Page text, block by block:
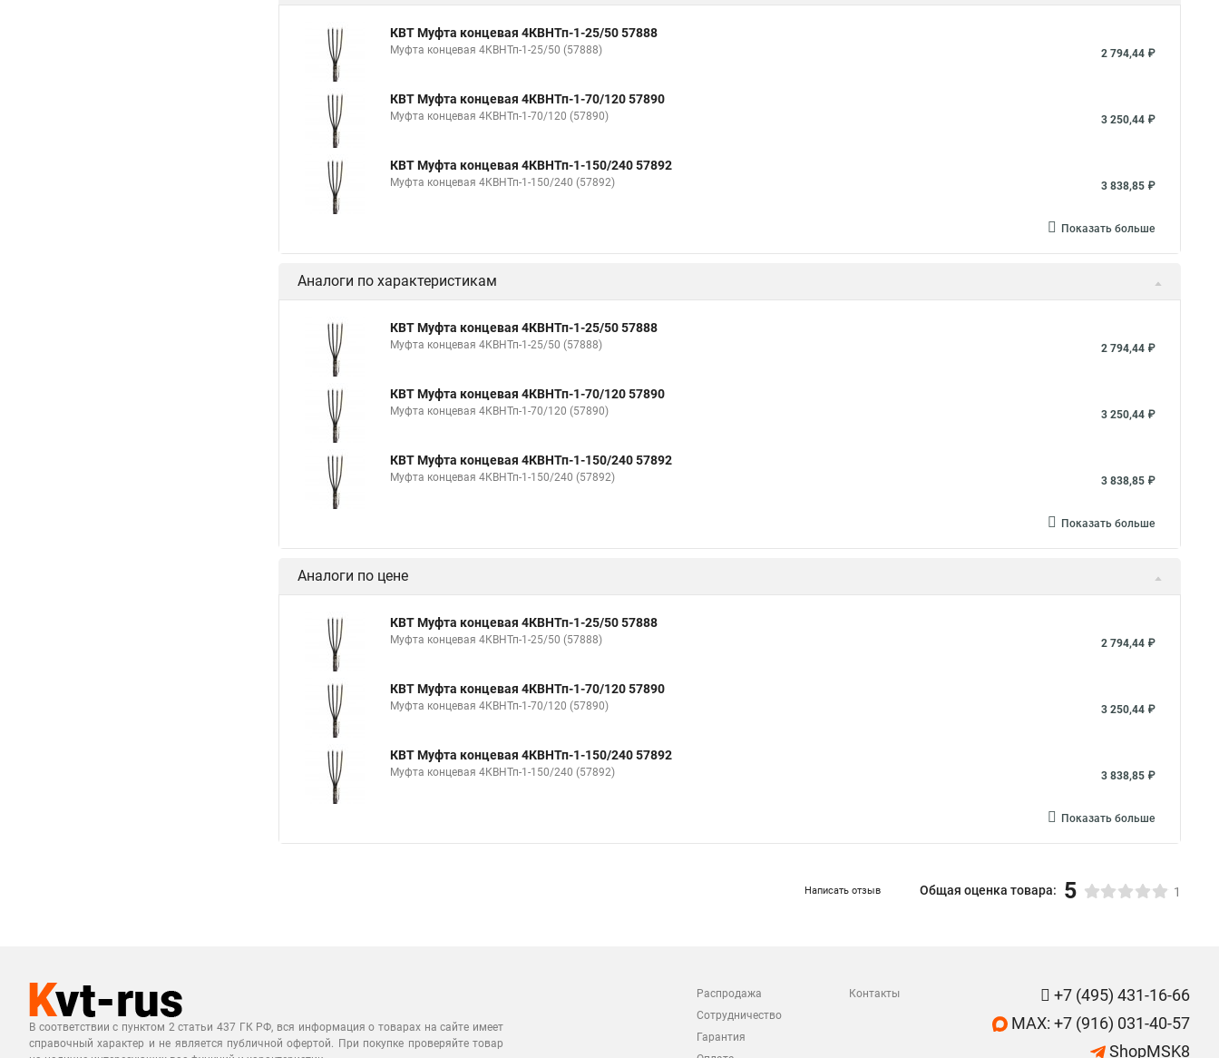
КВТ Муфта концевая 4КВНТп-1-25/50 57888
Муфта концевая 4КВНТп-1-25/50 (57888) 2 794,44 ₽
КВТ Муфта концевая 4КВНТп-1-70/120 57890
Муфта концевая 4КВНТп-1-70/120 (57890) 3 250,44 ₽
КВТ Муфта концевая 4КВНТп-1-150/240 57892
Муфта концевая 4КВНТп-1-150/240 (57892) 3 838,85 ₽
Показать больше
Аналоги по характеристикам
КВТ Муфта концевая 4КВНТп-1-25/50 57888
Муфта концевая 4КВНТп-1-25/50 (57888) 2 794,44 ₽
КВТ Муфта концевая 4КВНТп-1-70/120 57890
Муфта концевая 4КВНТп-1-70/120 (57890) 3 250,44 ₽
КВТ Муфта концевая 4КВНТп-1-150/240 57892
Муфта концевая 4КВНТп-1-150/240 (57892) 3 838,85 ₽
Показать больше
Аналоги по цене
КВТ Муфта концевая 4КВНТп-1-25/50 57888
Муфта концевая 4КВНТп-1-25/50 (57888) 2 794,44 ₽
КВТ Муфта концевая 4КВНТп-1-70/120 57890
Муфта концевая 4КВНТп-1-70/120 (57890) 3 250,44 ₽
КВТ Муфта концевая 4КВНТп-1-150/240 57892
Муфта концевая 4КВНТп-1-150/240 (57892) 3 838,85 ₽
Показать больше
Написать отзыв Общая оценка товара: 5 1
В соответствии с пунктом 2 статьи 437 ГК РФ, вся информация о товарах на сайте имеет
справочный характер и не является публичной офертой. При покупке проверяйте товар
Распродажа
Сотрудничество
Гарантия
Контакты
+7 (495) 431-16-66
MAX: +7 (916) 031-40-57
ShopMSK8